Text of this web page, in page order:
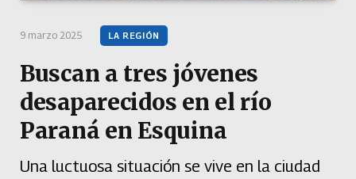
9 marzo 2025 LA REGIÓN
Buscan a tres jóvenes
desaparecidos en el río
Paraná en Esquina
Una luctuosa situación se vive en la ciudad